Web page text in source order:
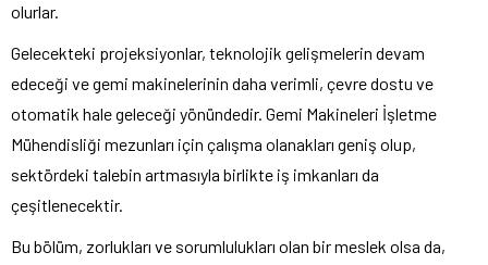
olurlar.
Gelecekteki projeksiyonlar, teknolojik gelişmelerin devam
edeceği ve gemi makinelerinin daha verimli, çevre dostu ve
otomatik hale geleceği yönündedir. Gemi Makineleri İşletme
Mühendisliği mezunları için çalışma olanakları geniş olup,
sektördeki talebin artmasıyla birlikte iş imkanları da
çeşitlenecektir.
Bu bölüm, zorlukları ve sorumlulukları olan bir meslek olsa da,